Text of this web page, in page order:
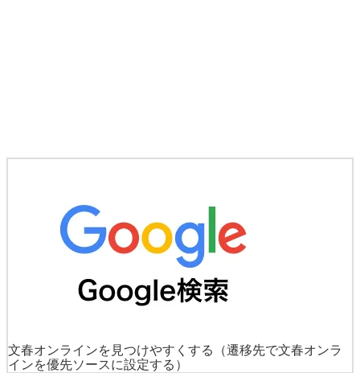
文春オンラインを見つけやすくする
（遷移先で文春オンラ
インを優先ソースに設定する）